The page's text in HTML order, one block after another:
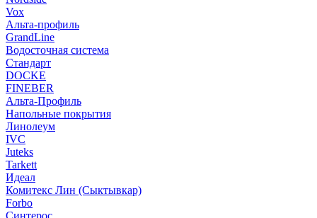
Vox
Альта-профиль
GrandLine
Водосточная система
Стандарт
DOCKE
FINEBER
Альта-Профиль
Напольные покрытия
Линолеум
IVC
Juteks
Tarkett
Идеал
Комитекс Лин (Сыктывкар)
Forbo
Синтерос